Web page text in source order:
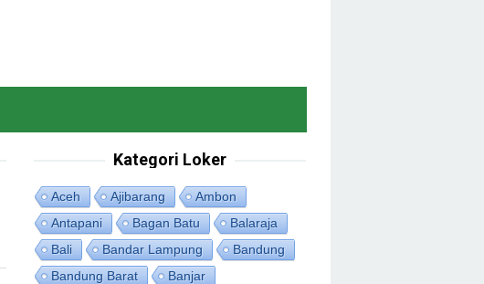
Kategori Loker
Aceh Ajibarang
Ambon
Antapani
Bagan Batu
Balaraja
Bali
Bandar Lampung
Bandung
Bandung Barat
Banjar